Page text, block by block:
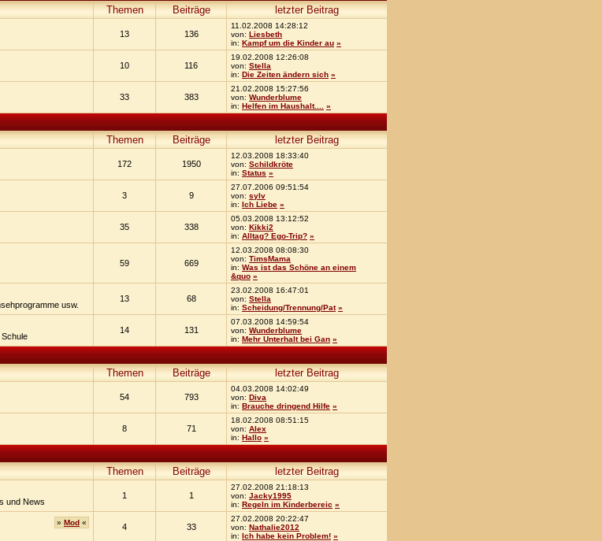
Themen Beiträge
letzter Beitrag
13 136
11.02.2008 14:28:12
von: Liesbeth
in: Kampf um die Kinder au »
10 116
19.02.2008 12:26:08
von: Stella
in: Die Zeiten ändern sich »
33 383
21.02.2008 15:27:56
von: Wunderblume
in: Helfen im Haushalt.... »
Themen Beiträge
letzter Beitrag
172 1950
12.03.2008 18:33:40
von: Schildkröte
in: Status »
3 9
27.07.2006 09:51:54
von: sylv
in: Ich Liebe »
35 338
05.03.2008 13:12:52
von: Kikki2
in: Alltag? Ego-Trip? »
59 669
12.03.2008 08:08:30
von: TimsMama
in: Was ist das Schöne an einem
&quo »
usw.
13 68
23.02.2008 16:47:01
von: Stella
in: Scheidung/Trennung/Pat »
14 131
07.03.2008 14:59:54
von: Wunderblume
in: Mehr Unterhalt bei Gan »
Themen Beiträge
letzter Beitrag
54 793
04.03.2008 14:02:49
von: Diva
in: Brauche dringend Hilfe »
8 71
18.02.2008 08:51:15
von: Alex
in: Hallo »
Themen Beiträge
letzter Beitrag
und News
1 1
27.02.2008 21:18:13
von: Jacky1995
in: Regeln im Kinderbereic »
» Mod « 4 33
27.02.2008 20:22:47
von: Nathalie2012
in: Ich habe kein Problem! »